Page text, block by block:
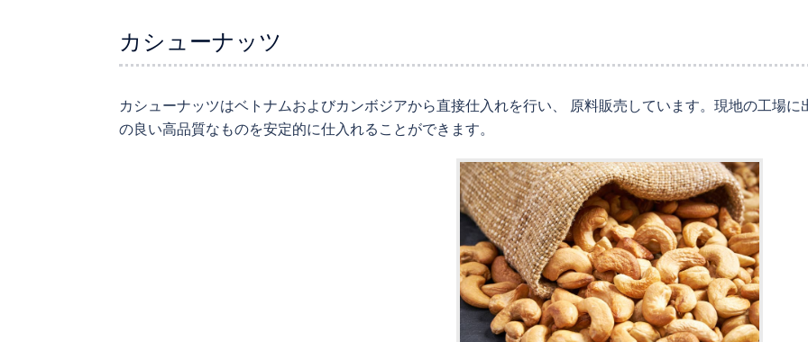
カシューナッツ
カシューナッツはベトナムおよびカンボジアから直接仕入れを行い、 原料販売しています。現地の工場
の良い高品質なものを安定的に仕入れることができます。